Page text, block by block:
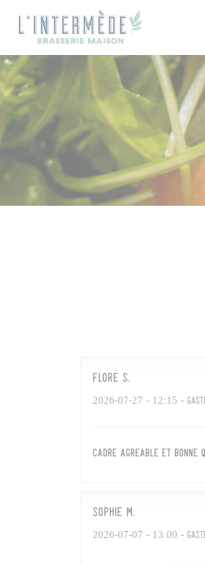
Cookies beheer paneel
Flore S
2026-07-27 - 12:15 -
Cadre agréable et
sophie M
2026-07-07 - 13:00 -